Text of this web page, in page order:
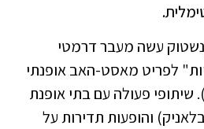
עשה מעבר דרמטי
לפריט מאסט-האב אופנתי
(Fashion Statement). שיתופי פעולה עם בתי אופנת
והופעות תדירות על